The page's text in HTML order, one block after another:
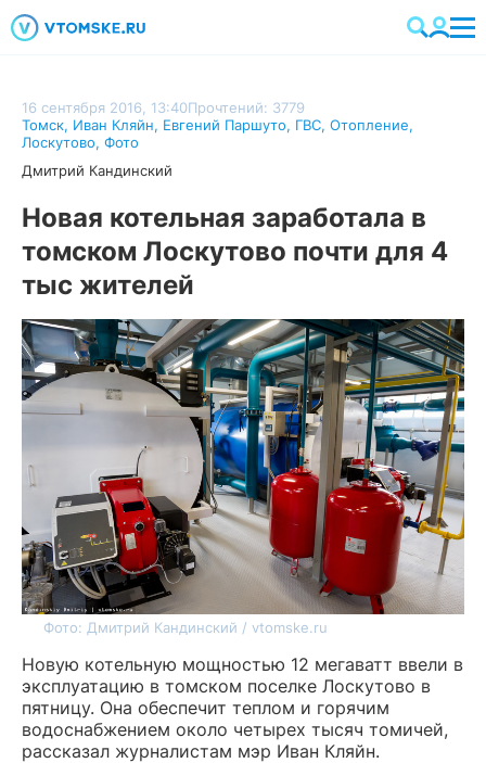
16 сентября 2016, 13:40Прочтений: 3779
Томск, Иван Кляйн, Евгений Паршуто, ГВС, Отопление,
Лоскутово, Фото
Дмитрий Кандинский
Новая котельная заработала в
томском Лоскутово почти для 4
тыс жителей
Фото: Дмитрий Кандинский / vtomske.ru
Новую котельную мощностью 12 мегаватт ввели в
эксплуатацию в томском поселке Лоскутово в
пятницу. Она обеспечит теплом и горячим
водоснабжением около четырех тысяч томичей,
рассказал журналистам мэр Иван Кляйн.